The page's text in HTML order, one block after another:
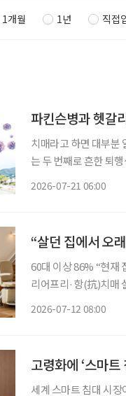
1개월 1년 직접
파킨슨병과 헷갈
치매라고 하면 대부분
는 두 번째로 흔한 퇴
2026-07-21 06:00
“살던 집에서 오
60대 이상 86% “현재
리어프리·항(抗)치매 설계까지 살던 곳에서 안전하고 편안하게 노
2026-07-12 08:00
고령화에 ‘스마
세계 스마트 침대 시